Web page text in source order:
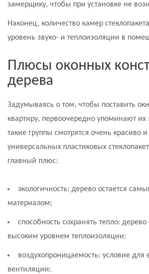
замерщику, чтобы при установке не
Наконец, количество камер
уровень звуко- и теплоизоляции в
Плюсы оконных
дерева
Задумываясь о том, чтобы поставить
квартиру, первоочередно упоминают их
такие группы смотрятся очень красиво
универсальных пластиковых
главный плюс:
экологичность: дерево остается
материалом;
способность сохранять тепло:
высоким уровнем теплоизоляции;
воздухопроницаемость: условие для
вентиляции;